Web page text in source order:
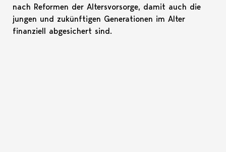
nach Reformen der Altersvorsorge, damit auch die
jungen und zukünftigen Generationen im Alter
finanziell abgesichert sind.